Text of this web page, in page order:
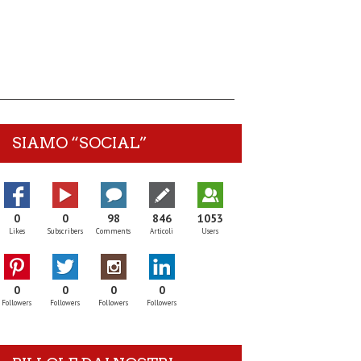
SIAMO “SOCIAL”
0
Likes
0
Subscribers
98
Comments
846
Articoli
1053
Users
0
Followers
0
Followers
0
Followers
0
Followers